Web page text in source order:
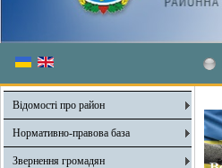
Відомості про район
Нормативно-правова база
Звернення громадян